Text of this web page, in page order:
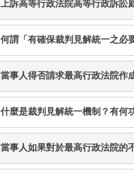
上訴高等行政法院高等行政訴訟
何謂「有確保裁判見解統一之必
當事人得否請求最高行政法院作
什麼是裁判見解統一機制？有何
當事人如果對於最高行政法院的